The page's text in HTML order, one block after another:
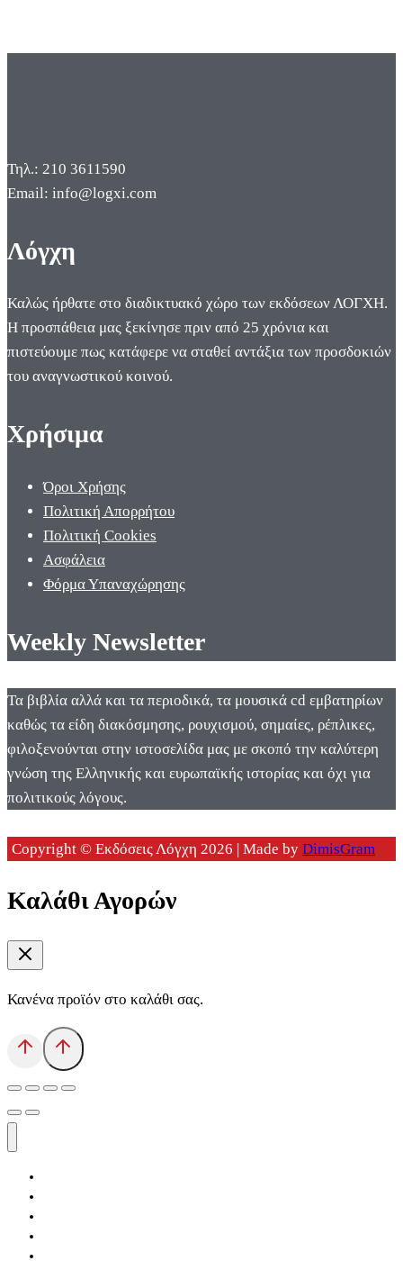
Τηλ.: 210 3611590
Email: info@logxi.com
Λόγχη
Καλώς ήρθατε στο διαδικτυακό χώρο των εκδόσεων ΛΟΓΧΗ.
Η προσπάθεια μας ξεκίνησε πριν από 25 χρόνια και
πιστεύουμε πως κατάφερε να σταθεί αντάξια των προσδοκιών
του αναγνωστικού κοινού.
Χρήσιμα
Όροι Χρήσης
Πολιτική Απορρήτου
Πολιτική Cookies
Ασφάλεια
Φόρμα Υπαναχώρησης
Weekly Newsletter
Τα βιβλία αλλά και τα περιοδικά, τα μουσικά cd εμβατηρίων
καθώς τα είδη διακόσμησης, ρουχισμού, σημαίες, ρέπλικες,
φιλοξενούνται στην ιστοσελίδα μας με σκοπό την καλύτερη
γνώση της Ελληνικής και ευρωπαϊκής ιστορίας και όχι για
πολιτικούς λόγους.
Copyright © Εκδόσεις Λόγχη 2026 | Made by DimisGram
Καλάθι Αγορών
Κανένα προϊόν στο καλάθι σας.